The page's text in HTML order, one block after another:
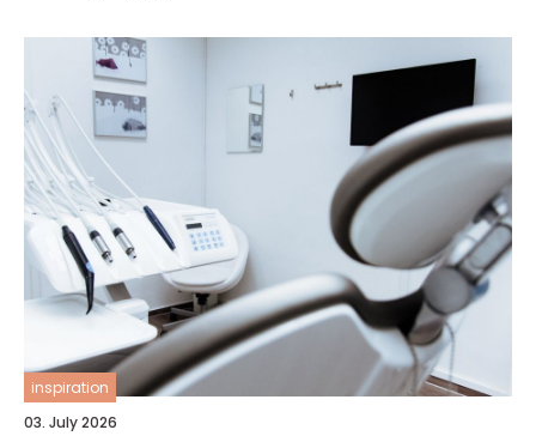
inspiration
03. July 2026